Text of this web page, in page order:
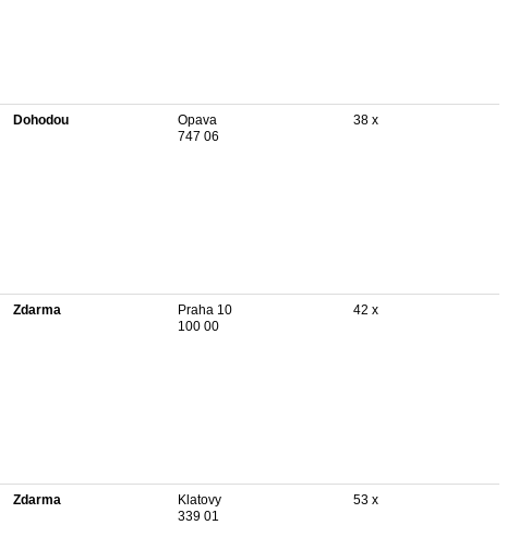
Dohodou
Opava
747 06
38 x
Zdarma
Praha 10
100 00
42 x
Zdarma
Klatovy
339 01
53 x